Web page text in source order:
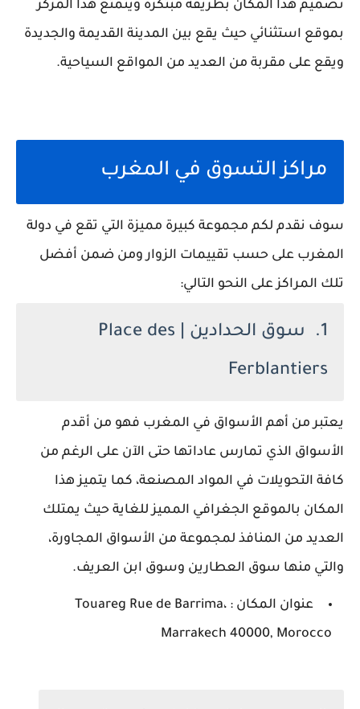
تصميم هذا المكان بطريقة مبتكرة ويتمتع هذا المركز
بموقع استثنائي حيث يقع بين المدينة القديمة والجديدة
ويقع على مقربة من العديد من المواقع السياحية.
مراكز التسوق في المغرب
سوف نقدم لكم مجموعة كبيرة مميزة التي تقع في دولة
المغرب على حسب تقييمات الزوار ومن ضمن أفضل
تلك المراكز على النحو التالي:
1. سوق الحدادين | Place des
Ferblantiers
يعتبر من أهم الأسواق في المغرب فهو من أقدم
الأسواق الذي تمارس عاداتها حتى الآن على الرغم من
كافة التحويلات في المواد المصنعة، كما يتميز هذا
المكان بالموقع الجغرافي المميز للغاية حيث يمتلك
العديد من المنافذ لمجموعة من الأسواق المجاورة،
والتي منها سوق العطارين وسوق ابن العريف.
عنوان المكان : Touareg Rue de Barrima،
Marrakech 40000, Morocco